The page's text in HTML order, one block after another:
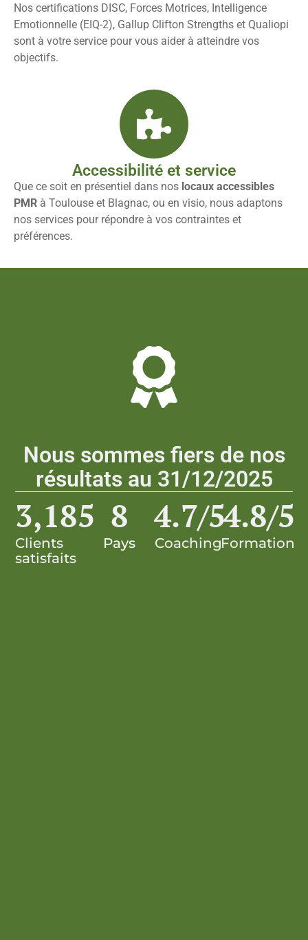
Nos certifications DISC, Forces Motrices, Intelligence
Emotionnelle (EIQ-2), Gallup Clifton Strengths et Qualiopi
sont à votre service pour vous aider à atteindre vos
objectifs.
Accessibilité et service
Que ce soit en présentiel dans nos locaux accessibles
PMR à Toulouse et Blagnac, ou en visio, nous adaptons
nos services pour répondre à vos contraintes et
préférences.
Nous sommes fiers de nos
résultats au 31/12/2025
Clients
satisfaits
3,185
Pays
8
Coaching
4.7/5
Formation
4.8/5